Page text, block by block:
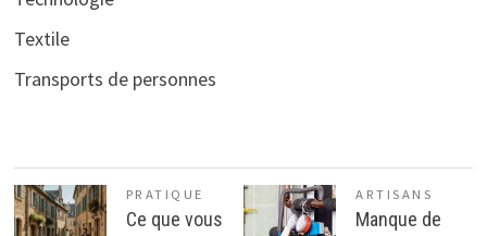
Textile
Transports de personnes
PRATIQUE
Ce que vous
ARTISANS
Manque de